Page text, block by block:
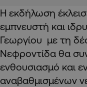
Η εκδήλωση
εμπνευστή και
Γεωργίου με τη
Νεφροντίδα θα
ενθουσιασμό και
αναβαθμισμένων